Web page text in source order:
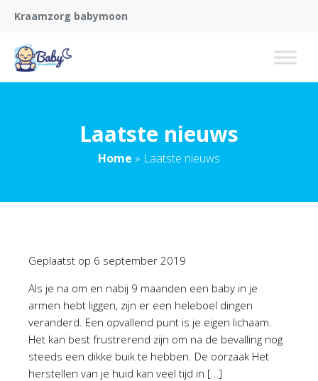
Kraamzorg babymoon
Laatste nieuws
Home » Laatste nieuws
Geplaatst op 6 september 2019
Als je na om en nabij 9 maanden een baby in je
armen hebt liggen, zijn er een heleboel dingen
veranderd. Een opvallend punt is je eigen lichaam.
Het kan best frustrerend zijn om na de bevalling nog
steeds een dikke buik te hebben. De oorzaak Het
herstellen van je huid kan veel tijd in […]